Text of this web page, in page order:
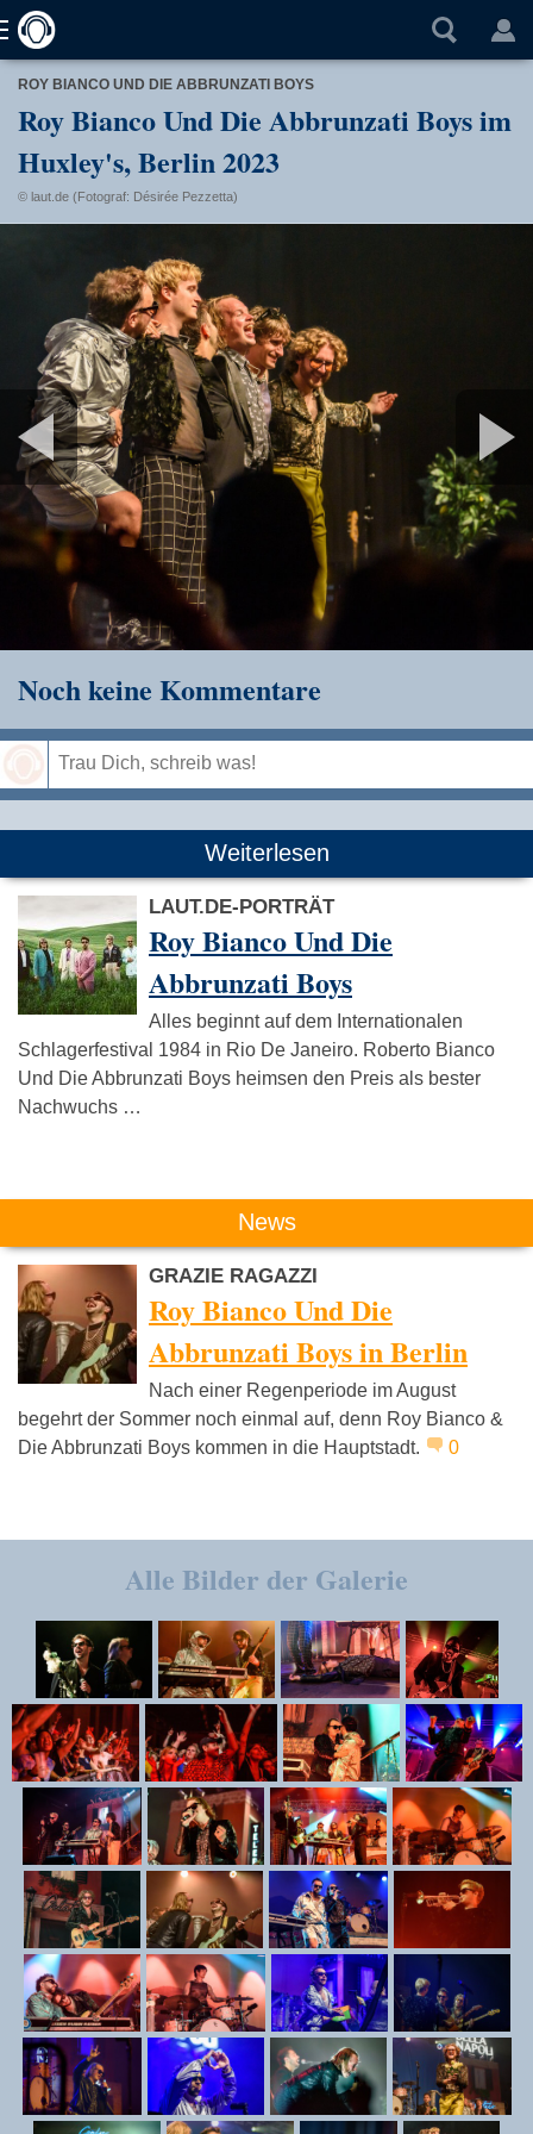
ROY BIANCO UND DIE ABBRUNZATI BOYS
Roy Bianco Und Die Abbrunzati Boys im
Huxley's, Berlin 2023
© laut.de (Fotograf: Désirée Pezzetta)
Noch keine Kommentare
Weiterlesen
LAUT.DE-PORTRÄT
Roy Bianco Und Die
Abbrunzati Boys
Alles beginnt auf dem Internationalen
Schlagerfestival 1984 in Rio De Janeiro. Roberto Bianco
Und Die Abbrunzati Boys heimsen den Preis als bester
Nachwuchs …
News
GRAZIE RAGAZZI
Roy Bianco Und Die
Abbrunzati Boys in Berlin
Nach einer Regenperiode im August
begehrt der Sommer noch einmal auf, denn Roy Bianco &
Die Abbrunzati Boys kommen in die Hauptstadt.
0
Alle Bilder der Galerie